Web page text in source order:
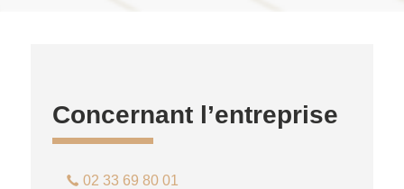
Concernant l’entreprise
02 33 69 80 01